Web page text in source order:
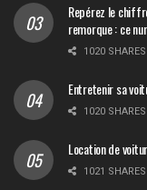
Repérez le
remorque : ce
1020 SHARES
Entretenir sa
1020 SHARES
Location de
1021 SHARES